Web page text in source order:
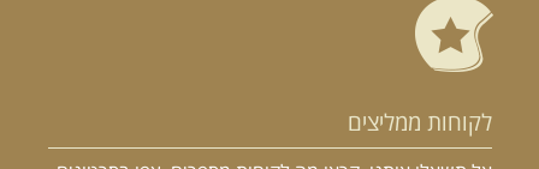
לקוחות ממליצים